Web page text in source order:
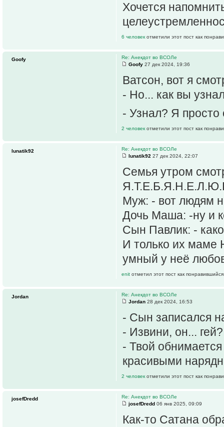
Хочется
6 человекотметили этот пост как
Re: Анекдот во ВСОЛе
Goofy 27 дек 2024, 19:36
Ватсон, вот я
- Но... как вы
- Узнал? Я
2 человекотметили этот пост как
Goofy
Re: Анекдот во ВСОЛе
lunatik92 27 дек 2024, 22:07
Семья утром
Муж: - вот людям
Дочь Маша: -ну и
Сын Павлик: -
И только их маме
умный у неё
enit отметил этот пост как
lunatik92
Re: Анекдот во ВСОЛе
Jordan 28 дек 2024, 16:53
- Сын записался
- Извини, он...
- Твой
красивыми
2 человекотметили этот пост как
Jordan
Re: Анекдот во ВСОЛе
josefDredd 06 янв 2025, 09:09
Как-то Сатана
josefDredd